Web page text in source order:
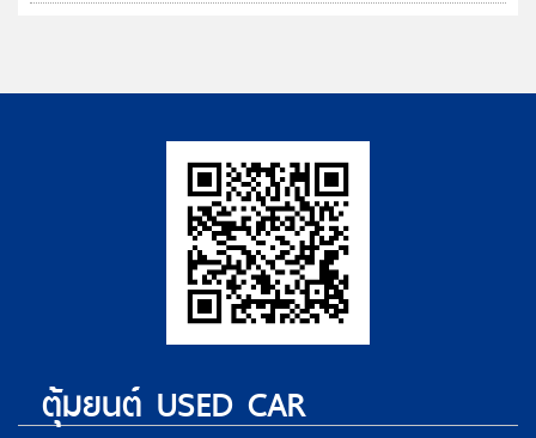
ตุ้มยนต์ USED CAR